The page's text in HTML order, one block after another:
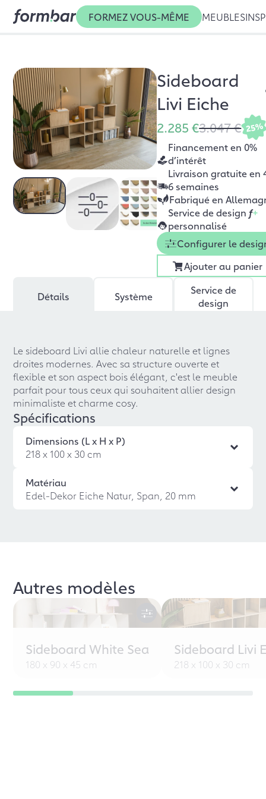
FORMEZ VOUS-MÊME MEUBLES
Sideboard
Livi Eiche
2.285 €3.047 € 25%
Financement en 0%
d’intérêt
Livraison gratuite en
6 semaines
Fabriqué en
Service de design f+
personnalisé
Configurer le
Ajouter au panier
Détails Système
Service de
design
Le sideboard Livi allie chaleur naturelle et lignes
droites modernes. Avec sa structure ouverte et
flexible et son aspect bois élégant, c'est le meuble
parfait pour tous ceux qui souhaitent allier design
minimaliste et charme cosy.
Spécifications
Dimensions (L x H x P)
218 x 100 x 30 cm
Matériau
Edel-Dekor Eiche Natur, Span, 20 mm
Autres modèles
Sideboard White Sea
180 x 90 x 45 cm
Sideboard Livi
218 x 100 x 30 cm